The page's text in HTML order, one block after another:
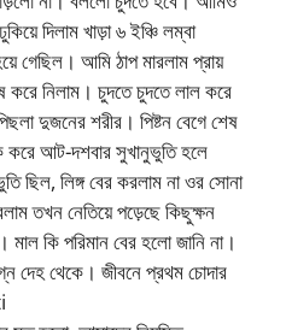
দিলাম খাড়া ৬ ইঞ্চি লম্বা
গেছিল। আমি ঠাপ মারলাম প্রায়
করে নিলাম। চুদতে চুদতে লাল করে
দুজনের শরীর। পিষ্টন বেগে শেষ
করে আট-দশবার সুখানুভুতি হলে
ছিল, লিঙ্গ বের করলাম না ওর সোনা
তখন নেতিয়ে পড়েছে কিছুক্ষন
কি পরিমান বের হলো জানি না।
দেহ থেকে। জীবনে প্রথম চোদার